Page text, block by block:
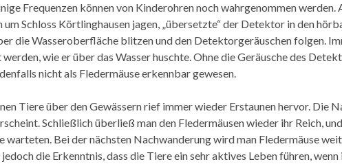
Frequenzen können von Kinderohren noch wahrgenommen werden.
um Schloss Körtlinghausen jagen, „übersetzte“ der Detektor in den
die Wasseroberfläche blitzen und den Detektorgeräuschen folgen.
wie er über das Wasser huschte. Ohne die Geräusche des
nicht als Fledermäuse erkennbar gewesen.
Tiere über den Gewässern rief immer wieder Erstaunen hervor. Die
Schließlich überließ man den Fledermäusen wieder ihr Reich,
Bei der nächsten Nachwanderung wird man Fledermäuse
die Erkenntnis, dass die Tiere ein sehr aktives Leben führen,